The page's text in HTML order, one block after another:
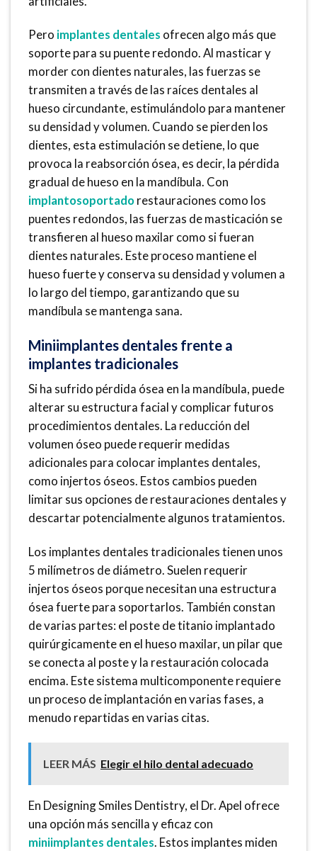
Pero implantes dentales ofrecen algo más que
soporte para su puente redondo. Al masticar y
morder con dientes naturales, las fuerzas se
transmiten a través de las raíces dentales al
hueso circundante, estimulándolo para mantener
su densidad y volumen. Cuando se pierden los
dientes, esta estimulación se detiene, lo que
provoca la reabsorción ósea, es decir, la pérdida
gradual de hueso en la mandíbula. Con
implantosoportadorestauraciones como los
puentes redondos, las fuerzas de masticación se
transfieren al hueso maxilar como si fueran
dientes naturales. Este proceso mantiene el
hueso fuerte y conserva su densidad y volumen a
lo largo del tiempo, garantizando que su
mandíbula se mantenga sana.
Miniimplantes dentales frente a
implantes tradicionales
Si ha sufrido pérdida ósea en la mandíbula, puede
alterar su estructura facial y complicar futuros
procedimientos dentales. La reducción del
volumen óseo puede requerir medidas
adicionales para colocar implantes dentales,
como injertos óseos. Estos cambios pueden
limitar sus opciones de restauraciones dentales y
descartar potencialmente algunos tratamientos.
Los implantes dentales tradicionales tienen unos
5 milímetros de diámetro. Suelen requerir
injertos óseos porque necesitan una estructura
ósea fuerte para soportarlos. También constan
de varias partes: el poste de titanio implantado
quirúrgicamente en el hueso maxilar, un pilar que
se conecta al poste y la restauración colocada
encima. Este sistema multicomponente requiere
un proceso de implantación en varias fases, a
menudo repartidas en varias citas.
LEER MÁS Elegir el hilo dental adecuado
En Designing Smiles Dentistry, el Dr. Apel ofrece
una opción más sencilla y eficaz con
miniimplantes dentales. Estos implantes miden